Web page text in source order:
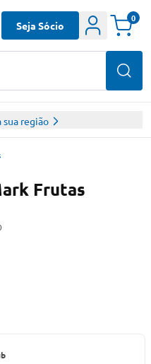
Seja Sócio
0
sua região
Frutas